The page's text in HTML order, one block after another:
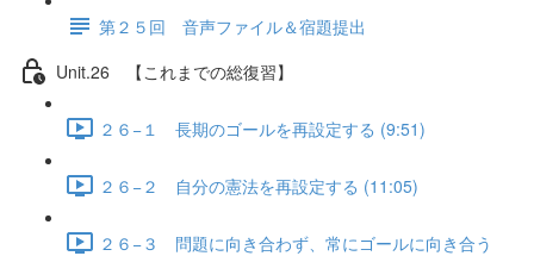
第２５回 音声ファイル＆宿題提出
Unit.26 【これまでの総復習】
２６−１ 長期のゴールを再設定する (9:51)
２６−２ 自分の憲法を再設定する (11:05)
２６−３ 問題に向き合わず、常にゴールに向き合う